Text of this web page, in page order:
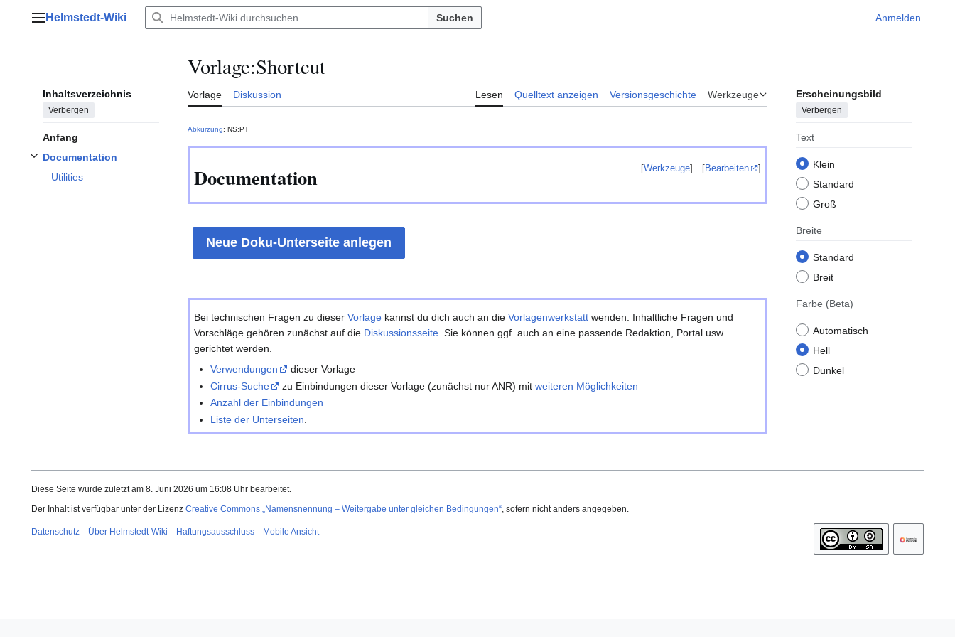
Hauptmenü
Helmstedt-Wiki Suchen Anmelden
Inhaltsverzeichnis
Verbergen
Anfang
Documentation
UnterabschnittDocumentation
Utilities
Vorlage:Shortcut
Vorlage Diskussion Lesen Quelltext anzeigen Versionsgeschichte Werkzeuge Erscheinungsbild
Verbergen
Text
Klein
Standard
Groß
Breite
Standard
Breit
Farbe (Beta)
Automatisch
Hell
Dunkel
Abkürzung: NS:PT
[Werkzeuge] [Bearbeiten ]
Documentation
Neue Doku-Unterseite anlegen
Bei technischen Fragen zu dieserVorlage kannst du dich auch an dieVorlagenwerkstatt wenden. Inhaltliche Fragen und
Vorschläge gehören zunächst auf die Diskussionsseite. Sie können ggf. auch an eine passende Redaktion, Portal usw.
gerichtet werden.
Verwendungen
dieser Vorlage
Cirrus-Suche
zu Einbindungen dieser Vorlage (zunächst nur ANR) mit weiteren Möglichkeiten
Anzahl der Einbindungen
Liste der Unterseiten
Diese Seite wurde zuletzt am 8. Juni 2026 um 16:08 Uhr bearbeitet.
Der Inhalt ist verfügbar unter der Lizenz Creative Commons „Namensnennung – Weitergabe unter gleichen Bedingungen“, sofern nicht anders angegeben.
Datenschutz Über Helmstedt-Wiki Haftungsausschluss Mobile Ansicht